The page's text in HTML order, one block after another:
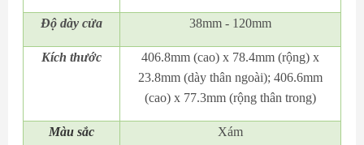
Độ dày cửa 38mm - 120mm
Kích thước
406.8mm (cao) x 78.4mm (rộng) x
23.8mm (dày thân ngoài); 406.6mm
(cao) x 77.3mm (rộng thân trong)
Màu sắc Xám